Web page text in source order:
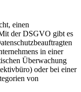
einen
der DSGVO gibt es
in einer
Überwachung
oder bei einer
von